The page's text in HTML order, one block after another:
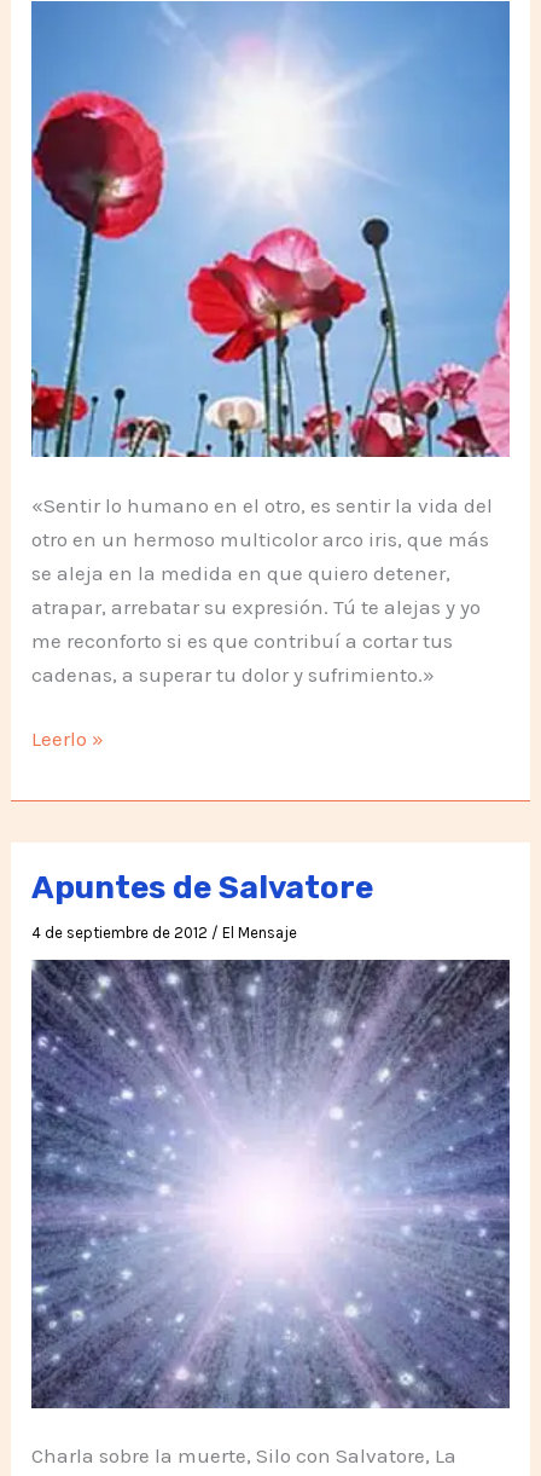
«Sentir lo humano en el otro, es sentir la vida del
otro en un hermoso multicolor arco iris, que más
se aleja en la medida en que quiero detener,
atrapar, arrebatar su expresión. Tú te alejas y yo
me reconforto si es que contribuí a cortar tus
cadenas, a superar tu dolor y sufrimiento.»
Acerca
lo
Humano
Leerlo »
Apuntes de Salvatore
4 de septiembre de 2012 /El Mensaje
Charla sobre la muerte, Silo con Salvatore, La